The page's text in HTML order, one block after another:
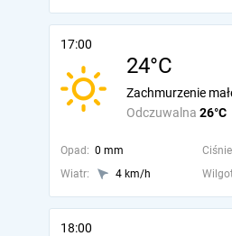
17:00
24°C
Odczuwalna 26°C
Zachmurzenie
Opad: 0 mm
Wiatr:
4 km/h
18:00